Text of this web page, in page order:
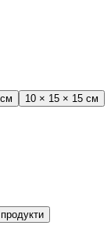
10 × 15 × 15 см